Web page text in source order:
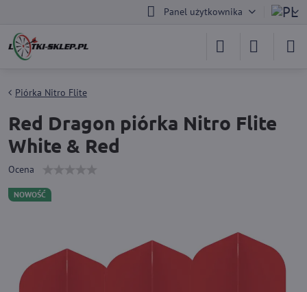
Panel użytkownika
NOWOŚĆ
Piórka Nitro Flite
Red Dragon piórka Nitro Flite
White & Red
Ocena